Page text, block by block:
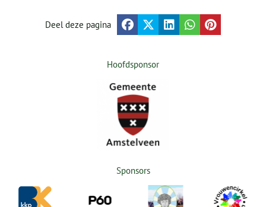
Deel deze pagina
Hoofdsponsor
Sponsors